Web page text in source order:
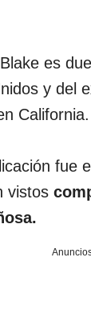
es
y del
California.
fue
vistos